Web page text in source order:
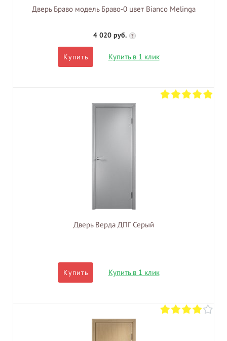
Дверь Браво модель Браво-0 цвет Bianco Melinga
4 020 руб. ?
Купить Купить в 1 клик
Дверь Верда ДПГ Серый
Купить Купить в 1 клик